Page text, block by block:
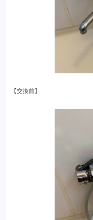
【交換前】